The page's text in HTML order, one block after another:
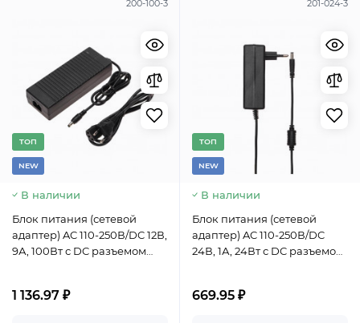
200-100-3
TОП
NEW
В наличии
Блок питания (сетевой
адаптер) AC 110-250В/DC 12В,
9А, 100Вт с DC разъемом
1 136.97 ₽
201-024-3
TОП
NEW
В наличии
Блок питания (сетевой
адаптер) AC 110-250В/DC
24В, 1А, 24Вт с DC разъемом
669.95 ₽